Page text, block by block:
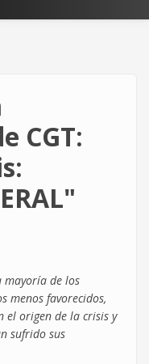
CGT:
mayoría de los
menos favorecidos,
el origen de la crisis y
sufrido sus